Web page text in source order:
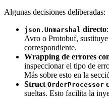
Algunas decisiones deliberadas:
json.Unmarshal directo
Avro o Protobuf,
correspondiente.
Wrapping de errores
inspeccionar el tipo de
Más sobre esto en la
Struct OrderProcessor
sueltas. Esto facilita la